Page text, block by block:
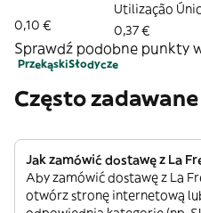
0,10 €
Utilização
0,37 €
Sprawdź podobne punkty
PrzekąskiSłodycze
Często
Jak zamówić dostawę z La
Aby zamówić dostawę z La
otwórz stronę internetową